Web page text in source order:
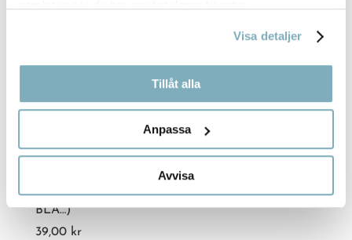
Visa detaljer
Tillåt alla
Anpassa
Avvisa
LYXBLANDNING (EXEMPEL DUMLE, FAZER
BLÅ…)
39,00 kr